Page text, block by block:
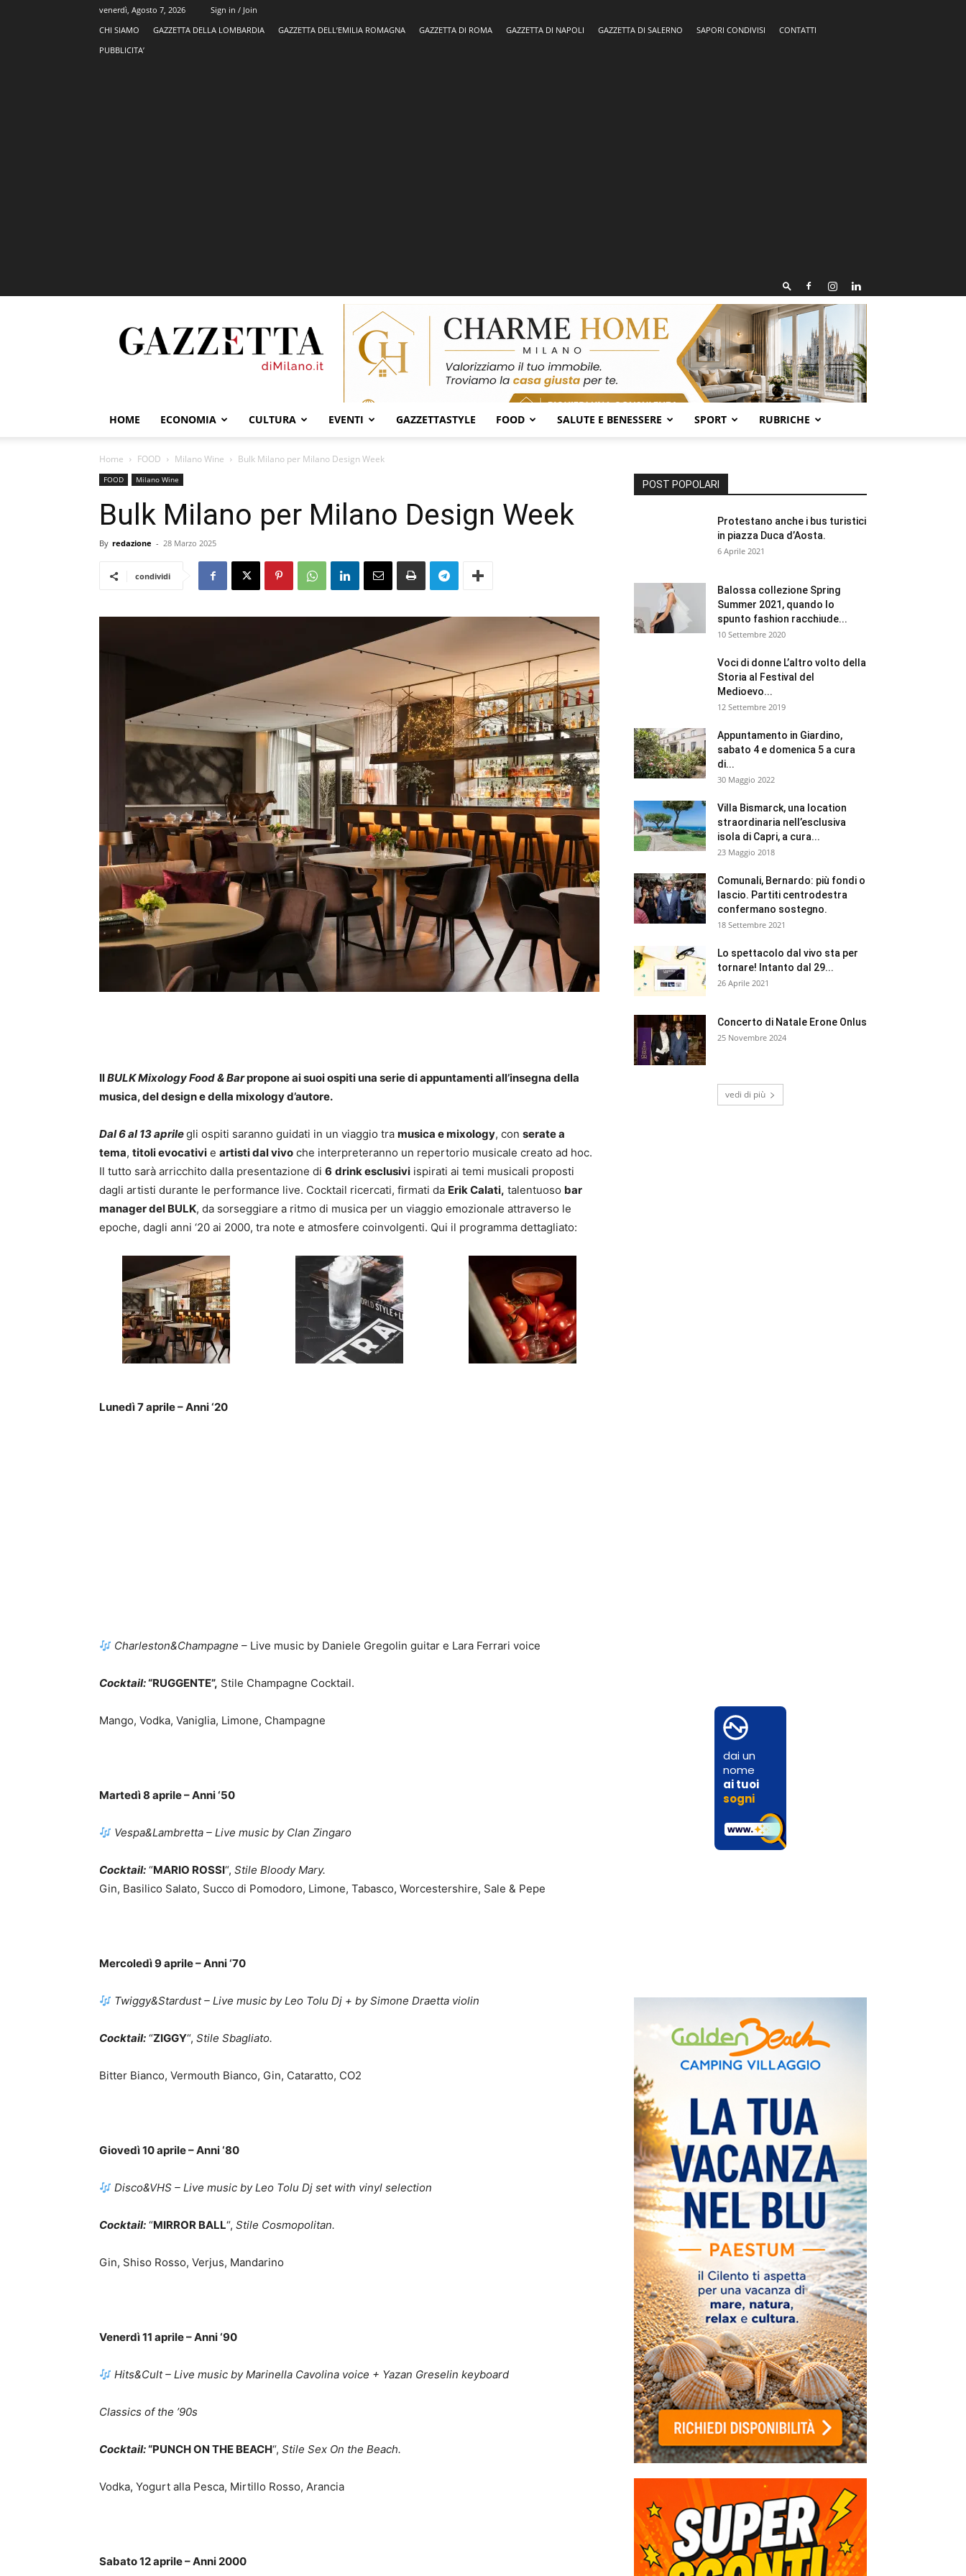
venerdì, Agosto 7, 2026
Sign in / Join
CHI SIAMO
GAZZETTA DELLA LOMBARDIA GAZZETTA DELL’EMILIA ROMAGNA GAZZETTA DI ROMA GAZZETTA DI NAPOLI GAZZETTA DI SALERNO SAPORI CONDIVISI
CONTATTI
PUBBLICITA’
HOME ECONOMIA CULTURA EVENTI GAZZETTASTYLE FOOD SALUTE E BENESSERE SPORT RUBRICHE
Home FOOD Milano Wine Bulk Milano per Milano Design Week
FOOD Milano Wine
Bulk Milano per Milano Design Week
By redazione - 28 Marzo 2025
condividi
IlBULK Mixology Food & Barpropone ai suoi ospiti una serie di appuntamenti all’insegna della
musica, del design e della mixology d’autore.
Dal 6 al 13aprilegli ospiti saranno guidati in un viaggio tra musica e mixology, con serate a
tema, titoli evocativi e artisti dal vivo che interpreteranno un repertorio musicale creato ad hoc.
Il tutto sarà arricchito dalla presentazione di 6 drink esclusivi ispirati ai temi musicali proposti
dagli artisti durante le performance live. Cocktail ricercati, firmati da Erik Calati, talentuoso bar
manager del BULK, da sorseggiare a ritmo di musica per un viaggio emozionale attraverso le
epoche, dagli anni ‘20 ai 2000, tra note e atmosfere coinvolgenti. Qui il programma dettagliato:
Lunedì 7 aprile – Anni ‘20
Charleston&Champagne – Live music by Daniele Gregolin guitar e Lara Ferrari voice
Cocktail:“RUGGENTE”, Stile Champagne Cocktail.
Mango, Vodka, Vaniglia, Limone, Champagne
Martedì 8 aprile – Anni ‘50
Vespa&Lambretta – Live music by Clan Zingaro
Cocktail: “MARIO ROSSI“, Stile Bloody Mary.
Gin, Basilico Salato, Succo di Pomodoro, Limone, Tabasco, Worcestershire, Sale & Pepe
Mercoledì 9 aprile – Anni ‘70
Twiggy&Stardust – Live music by Leo Tolu Dj + by Simone Draetta violin
Cocktail: “ZIGGY“, Stile Sbagliato.
Bitter Bianco, Vermouth Bianco, Gin, Cataratto, CO2
Giovedì 10 aprile – Anni ‘80
Disco&VHS – Live music by Leo Tolu Dj set with vinyl selection
Cocktail: “MIRROR BALL“, Stile Cosmopolitan.
Gin, Shiso Rosso, Verjus, Mandarino
Venerdì 11 aprile – Anni ‘90
Hits&Cult – Live music by Marinella Cavolina voice + Yazan Greselin keyboard
Classics of the ’90s
Cocktail:“PUNCH ON THE BEACH“, Stile Sex On the Beach.
Vodka, Yogurt alla Pesca, Mirtillo Rosso, Arancia
Sabato 12 aprile – Anni 2000
POST POPOLARI
Protestano anche i bus turistici
in piazza Duca d’Aosta.
6 Aprile 2021
Balossa collezione Spring
Summer 2021, quando lo
spunto fashion racchiude...
10 Settembre 2020
Voci di donne L’altro volto della
Storia al Festival del
Medioevo...
12 Settembre 2019
Appuntamento in Giardino,
sabato 4 e domenica 5 a cura
di...
30 Maggio 2022
Villa Bismarck, una location
straordinaria nell’esclusiva
isola di Capri, a cura...
23 Maggio 2018
Comunali, Bernardo: più fondi o
lascio. Partiti centrodestra
confermano sostegno.
18 Settembre 2021
Lo spettacolo dal vivo sta per
tornare! Intanto dal 29...
26 Aprile 2021
Concerto di Natale Erone Onlus
25 Novembre 2024
vedi di più